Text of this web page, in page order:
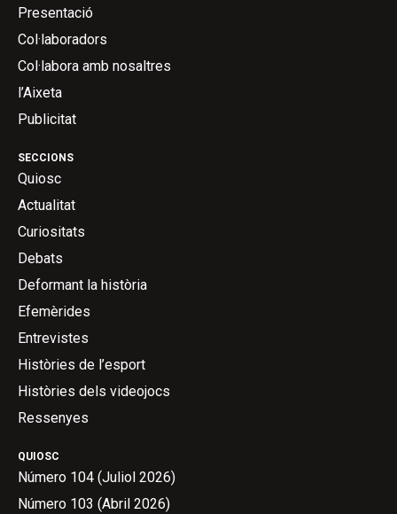
QUIOSC
Número 104 (Juliol 2026)
Número 103 (Abril 2026)
SECCIONS
Quiosc
Actualitat
Curiositats
Debats
Deformant la història
Efemèrides
Entrevistes
Històries de l’esport
Històries dels videojocs
Ressenyes
Presentació
Col·laboradors
Col·labora amb nosaltres
l’Aixeta
Publicitat